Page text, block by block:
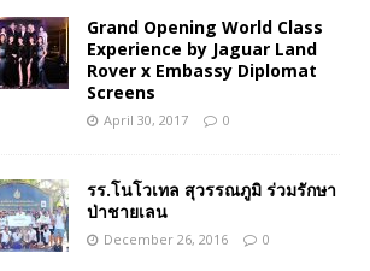
Grand Opening World Class
Experience by Jaguar Land
Rover x Embassy Diplomat
Screens
April 30, 2017 0
รร.โนโวเทล สุวรรณภูมิ ร่วมรักษา
ป่าชายเลน
December 26, 2016 0